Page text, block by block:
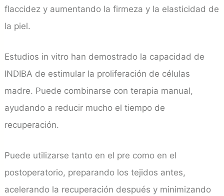
flaccidez y aumentando la firmeza y la elasticidad de
la piel.
Estudios in vitro han demostrado la capacidad de
INDIBA de estimular la proliferación de células
madre. Puede combinarse con terapia manual,
ayudando a reducir mucho el tiempo de
recuperación.
Puede utilizarse tanto en el pre como en el
postoperatorio, preparando los tejidos antes,
acelerando la recuperación después y minimizando